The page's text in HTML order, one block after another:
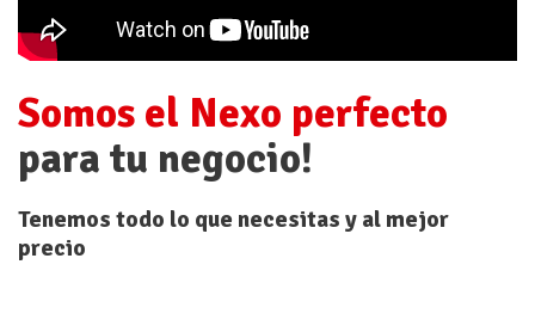
Somos el Nexo perfecto
para tu negocio!
Tenemos todo lo que necesitas y al mejor
precio